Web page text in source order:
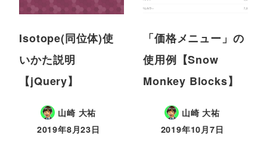
Isotope(同位体)使
いかた説明
【jQuery】
山崎 大祐
2019年8月23日
「価格メニュー」の
使用例【Snow
Monkey Blocks】
山崎 大祐
2019年10月7日